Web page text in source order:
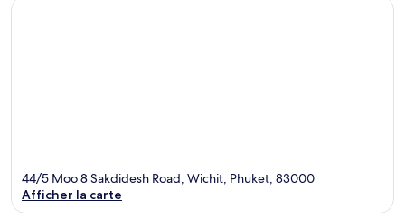
44/5 Moo 8 Sakdidesh Road, Wichit, Phuket, 83000
Afficher la carte